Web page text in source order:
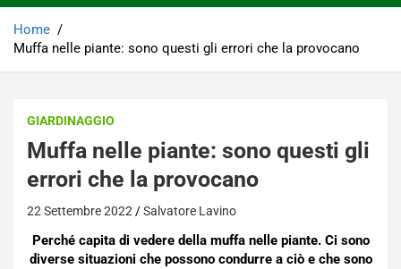
Home
Muffa nelle piante: sono questi gli errori che la provocano
GIARDINAGGIO
Muffa nelle piante: sono questi gli
errori che la provocano
22 Settembre 2022 Salvatore Lavino
Perché capita di vedere della muffa nelle piante. Ci sono
diverse situazioni che possono condurre a ciò e che sono